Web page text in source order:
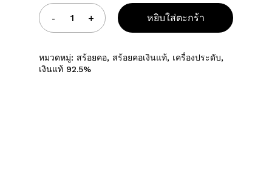
หยิบใส่ตะกร้า
หมวดหมู่: สร้อยคอ, สร้อยคอเงินแท้, เครื่องประดับ,
เงินแท้ 92.5%